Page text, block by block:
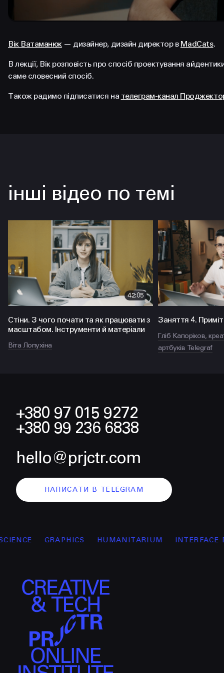
Вік Ватаманюк— дизайнер, дизайн директор в MadCats.
В лекції, Вік розповість про спосіб проектування
саме словесний спосіб.
Також радимо підписатися на телеграм-канал
інші відео по темі
42:05
Стіни. З чого почати та як працювати з
масштабом. Інструменти й матеріали
Віта Лопухіна
Заняття 4.
Гліб Капоріков,
артбуків Telegraf
+380 97 015 9272
+380 99 236 6838
hello@prjctr.com
НАПИСАТИ В TELEGRAM
GRAPHICS HUMANITARIUM INTERFACE